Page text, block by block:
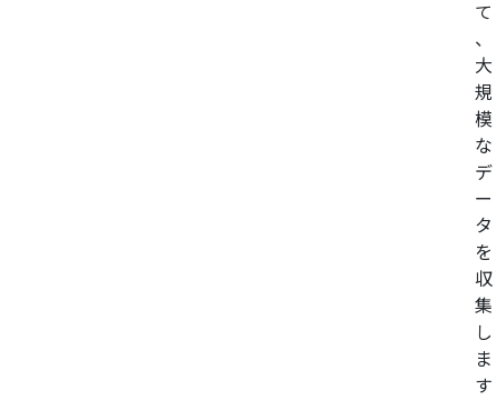
て
、
大
規
模
な
デ
ー
タ
を
収
集
し
ま
す